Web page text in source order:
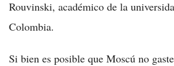
Rouvinski, académico de la
Colombia.
Si bien es posible que Moscú no